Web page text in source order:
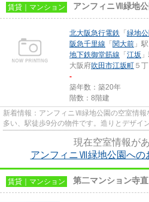
賃貸｜マンション アンフィニⅦ緑地公
北大阪急行電鉄 「 緑地公
阪急千里線 「 関大前 」
地下鉄御堂筋線 「 江坂
大阪府吹田市江坂町 ５
-
築年数：築20年
階数：8階建
新着情報：アンフィニⅦ緑地公園の空室情
多い、駅徒歩9分の物件です。造りとデザイ
現在空室情報が
アンフィニⅦ緑地公園への
賃貸｜マンション 第二マンション寺直